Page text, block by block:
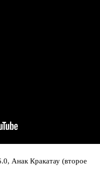
Анак Кракатау (второе